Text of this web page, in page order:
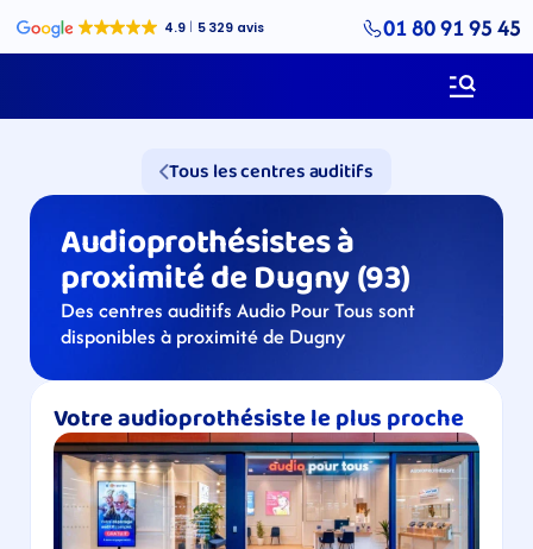
01 80 91 95 45
Tous les centres auditifs
Audioprothésistes à
proximité de Dugny (93)
Des centres auditifs Audio Pour Tous sont
disponibles à proximité de Dugny
Votre audioprothésiste le plus proche